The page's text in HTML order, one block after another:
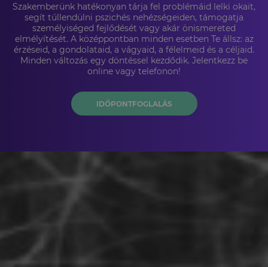
Szakemberünk hatékonyan tárja fel problémáid lelki okait,
segít túllendülni pszichés nehézségeiden, támogatja
személyiséged fejlődését vagy akár önismereted
elmélyítését. A középpontban minden esetben Te állsz: az
érzéseid, a gondolataid, a vágyaid, a félelmeid és a céljaid.
Minden változás egy döntéssel kezdődik. Jelentkezz be
online vagy telefonon!
IDŐPONTFOGLALÁS